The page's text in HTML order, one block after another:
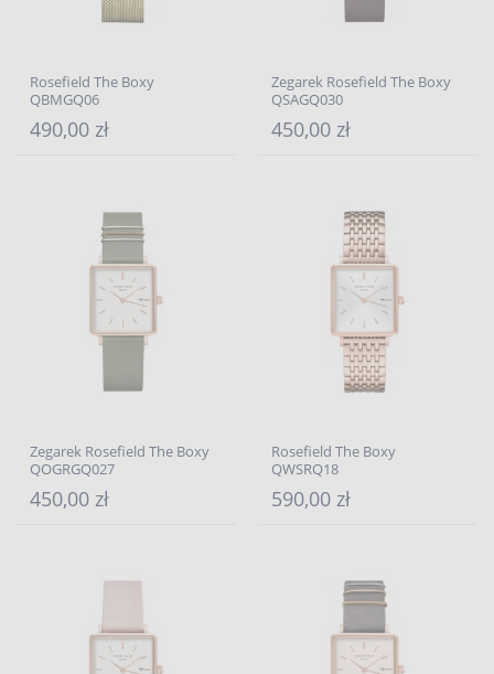
Rosefield The Boxy
QBMGQ06
490,00 zł
Zegarek Rosefield The Boxy
QSAGQ030
450,00 zł
Zegarek Rosefield The Boxy
QOGRGQ027
450,00 zł
Rosefield The Boxy
QWSRQ18
590,00 zł